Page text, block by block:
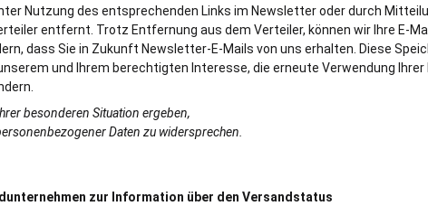
Nutzung des entsprechenden Links im Newsletter oder durch
entfernt. Trotz Entfernung aus dem Verteiler, können wir Ihre E-
dass Sie in Zukunft Newsletter-E-Mails von uns erhalten. Diese
und Ihrem berechtigten Interesse, die erneute Verwendung
besonderen Situation ergeben,
Daten zu widersprechen.
zur Information über den Versandstatus